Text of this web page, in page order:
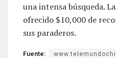
una intensa búsqueda.
ofrecido $10,000 de
sus paraderos.
Fuente: